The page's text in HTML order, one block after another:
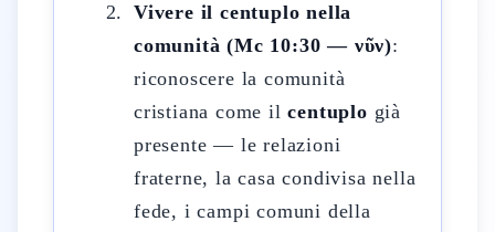
Vivere il centuplo nella
comunità (Mc 10:30 — νῦν):
riconoscere la comunità
cristiana come ilcentuplo già
presente — le relazioni
fraterne, la casa condivisa nella
fede, i campi comuni della